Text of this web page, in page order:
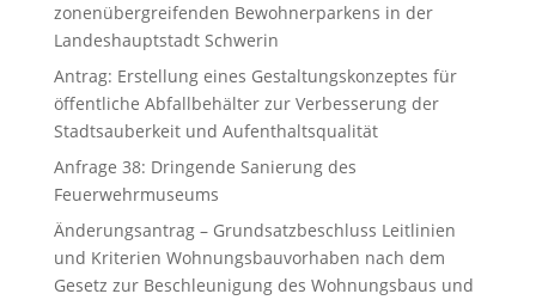
zonenübergreifenden Bewohnerparkens in der
Landeshauptstadt Schwerin
Antrag: Erstellung eines Gestaltungskonzeptes für
öffentliche Abfallbehälter zur Verbesserung der
Stadtsauberkeit und Aufenthaltsqualität
Anfrage 38: Dringende Sanierung des
Feuerwehrmuseums
Änderungsantrag – Grundsatzbeschluss Leitlinien
und Kriterien Wohnungsbauvorhaben nach dem
Gesetz zur Beschleunigung des Wohnungsbaus und